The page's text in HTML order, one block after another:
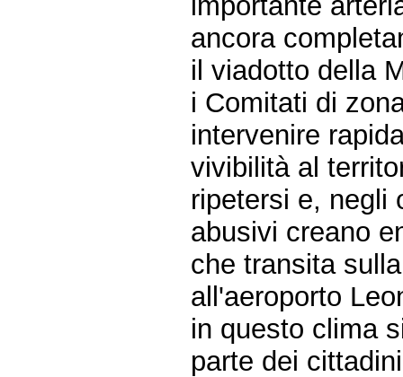
ancora
il viadotto della
i Comitati di
intervenire
vivibilità al
ripetersi e, negli
abusivi creano
che transita
all'aeroporto
in questo clima
parte dei